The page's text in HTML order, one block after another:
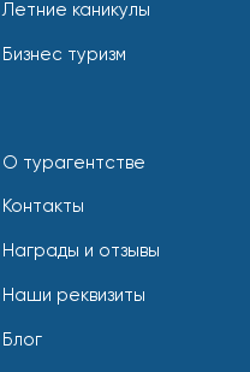
Летние каникулы
Бизнес туризм
О турагентстве
Контакты
Награды и отзывы
Наши реквизиты
Блог